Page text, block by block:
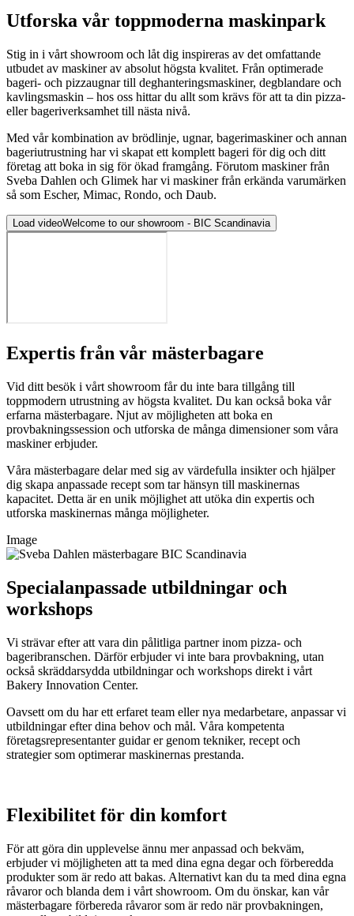
Utforska vår toppmoderna maskinpark
Stig in i vårt showroom och låt dig inspireras av det omfattande
utbudet av maskiner av absolut högsta kvalitet. Från optimerade
bageri- och pizzaugnar till deghanteringsmaskiner, degblandare och
kavlingsmaskin – hos oss hittar du allt som krävs för att ta din pizza-
eller bageriverksamhet till nästa nivå.
Med vår kombination av brödlinje, ugnar, bagerimaskiner och annan
bageriutrustning har vi skapat ett komplett bageri för dig och ditt
företag att boka in sig för ökad framgång. Förutom maskiner från
Sveba Dahlen och Glimek har vi maskiner från erkända varumärken
så som Escher, Mimac, Rondo, och Daub.
Load videoWelcome to our showroom - BIC Scandinavia
Expertis från vår mästerbagare
Vid ditt besök i vårt showroom får du inte bara tillgång till
toppmodern utrustning av högsta kvalitet. Du kan också boka vår
erfarna mästerbagare. Njut av möjligheten att boka en
provbakningssession och utforska de många dimensioner som våra
maskiner erbjuder.
Våra mästerbagare delar med sig av värdefulla insikter och hjälper
dig skapa anpassade recept som tar hänsyn till maskinernas
kapacitet. Detta är en unik möjlighet att utöka din expertis och
utforska maskinernas många möjligheter.
Image
Specialanpassade utbildningar och
workshops
Vi strävar efter att vara din pålitliga partner inom pizza- och
bageribranschen. Därför erbjuder vi inte bara provbakning, utan
också skräddarsydda utbildningar och workshops direkt i vårt
Bakery Innovation Center.
Oavsett om du har ett erfaret team eller nya medarbetare, anpassar vi
utbildningar efter dina behov och mål. Våra kompetenta
företagsrepresentanter guidar er genom tekniker, recept och
strategier som optimerar maskinernas prestanda.
Flexibilitet för din komfort
För att göra din upplevelse ännu mer anpassad och bekväm,
erbjuder vi möjligheten att ta med dina egna degar och förberedda
produkter som är redo att bakas. Alternativt kan du ta med dina egna
råvaror och blanda dem i vårt showroom. Om du önskar, kan vår
mästerbagare förbereda råvaror som är redo när provbakningen,